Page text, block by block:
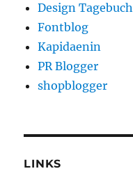
Design Tagebuch
Fontblog
Kapidaenin
PR Blogger
shopblogger
LINKS